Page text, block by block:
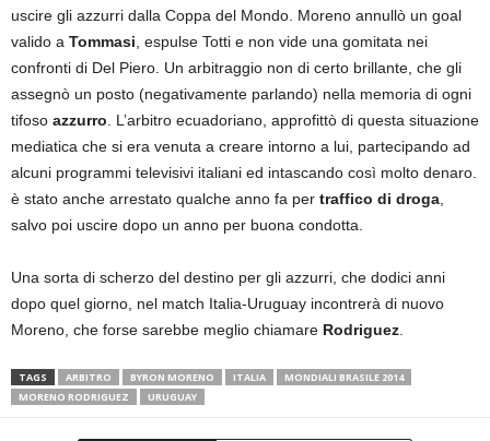
uscire gli azzurri dalla Coppa del Mondo. Moreno annullò un goal
valido a Tommasi, espulse Totti e non vide una gomitata nei
confronti di Del Piero. Un arbitraggio non di certo brillante, che gli
assegnò un posto (negativamente parlando) nella memoria di ogni
tifoso azzurro. L’arbitro ecuadoriano, approfittò di questa situazione
mediatica che si era venuta a creare intorno a lui, partecipando ad
alcuni programmi televisivi italiani ed intascando così molto denaro.
è stato anche arrestato qualche anno fa per traffico di droga,
salvo poi uscire dopo un anno per buona condotta.
Una sorta di scherzo del destino per gli azzurri, che dodici anni
dopo quel giorno, nel match Italia-Uruguay incontrerà di nuovo
Moreno, che forse sarebbe meglio chiamare Rodriguez.
TAGS ARBITRO BYRON MORENO ITALIA
MONDIALI BRASILE 2014
MORENO RODRIGUEZ
URUGUAY